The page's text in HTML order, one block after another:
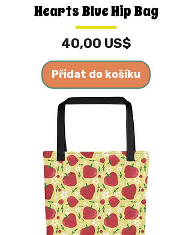
Hearts Blue Hip Bag
Cena
40,00 US$
Přidat do košíku